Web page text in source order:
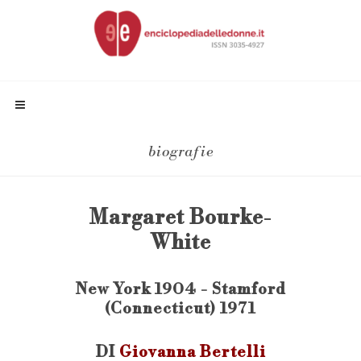
biografie
Margaret Bourke-
White
New York 1904 - Stamford
(Connecticut) 1971
DI Giovanna Bertelli